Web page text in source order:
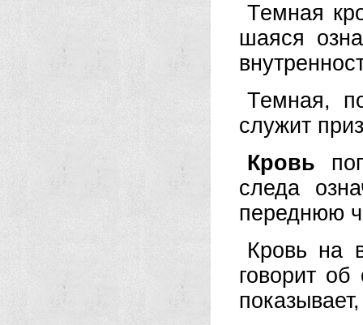
Темная
шаяся
Темная,
слу­жит
Кровь
следа
переднюю
Кровь на
гово­рит